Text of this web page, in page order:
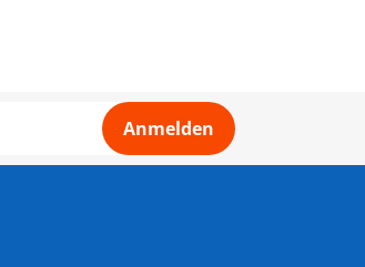
Anmelden